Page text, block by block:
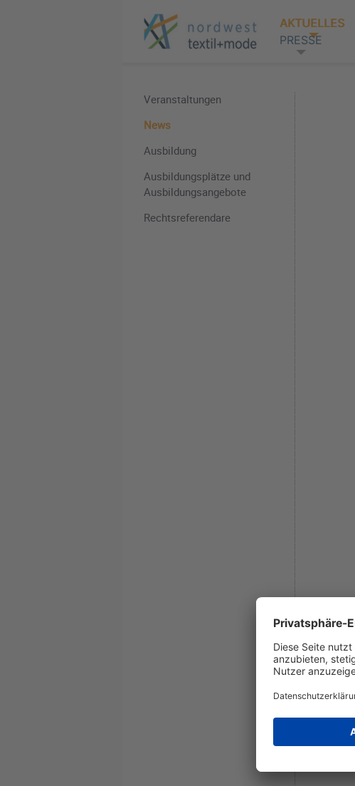
AKTUELLES
PRESSE
Veranstaltungen
News
Ausbildung
Ausbildungsplätze und
Ausbildungsangebote
Rechtsreferendare